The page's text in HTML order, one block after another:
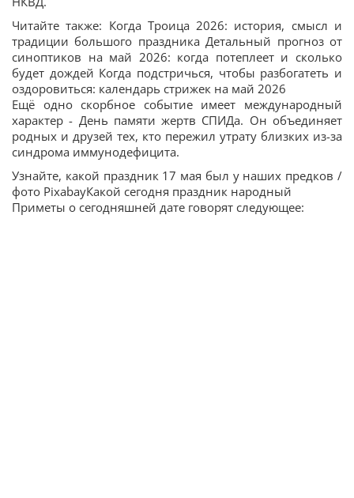
Читайте также: Когда Троица 2026: история, смысл и
традиции большого праздника Детальный прогноз от
синоптиков на май 2026: когда потеплеет и сколько
будет дождей Когда подстричься, чтобы разбогатеть и
оздоровиться: календарь стрижек на май 2026
Ещё одно скорбное событие имеет международный
характер - День памяти жертв СПИДа. Он объединяет
родных и друзей тех, кто пережил утрату близких из-за
синдрома иммунодефицита.
Узнайте, какой праздник 17 мая был у наших предков /
фото PixabayКакой сегодня праздник народный
Приметы о сегодняшней дате говорят следующее: